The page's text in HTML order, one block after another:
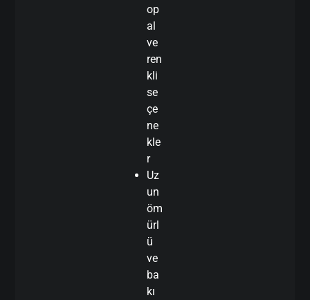
op
al
ve
ren
kli
se
çe
ne
kle
r
Uz
un
öm
ürl
ü
ve
ba
kı